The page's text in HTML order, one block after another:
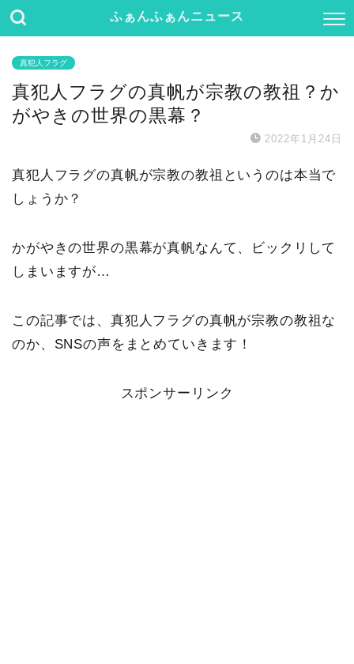
ふぁんふぁんニュース
真犯人フラグ
真犯人フラグの真帆が宗教の教祖？か
がやきの世界の黒幕？
2022年1月24日
真犯人フラグの真帆が宗教の教祖というのは本当で
しょうか？
かがやきの世界の黒幕が真帆なんて、ビックリして
しまいますが…
この記事では、真犯人フラグの真帆が宗教の教祖な
のか、SNSの声をまとめていきます！
スポンサーリンク